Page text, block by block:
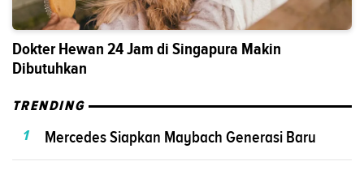
Dokter Hewan 24 Jam di Singapura Makin
Dibutuhkan
TRENDING
1
Mercedes Siapkan Maybach Generasi Baru